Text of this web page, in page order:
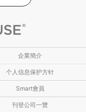
企業簡介
个人信息保护方针
Smart會員
刊登公司一覽